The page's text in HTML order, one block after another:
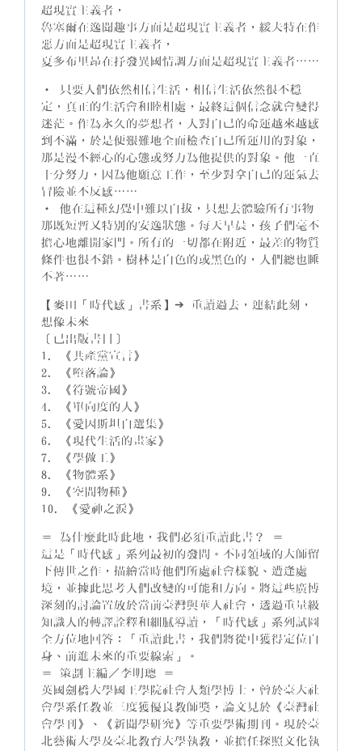
超現實主義者，
魯塞爾在逸聞趣事方面是超現實主義者，綏夫特在作
惡方面是超現實主義者，
夏多布里昂在抒發異國情調方面是超現實主義者⋯⋯
• 只要人們依然相信生活，相信生活依然很不穩
定，真正的生活會和睦相處，最終這個信念就會變得
迷茫。作為永久的夢想者，人對自己的命運越來越感
到不滿，於是便艱難地全面檢查自己所運用的對象，
那是漫不經心的心態或努力為他提供的對象。他一直
十分努力，因為他願意工作，至少對拿自己的運氣去
冒險並不反感⋯⋯
• 他在這種幻覺中難以自拔，只想去體驗所有事物
那既短暫又特別的安逸狀態。每天早晨，孩子們毫不
擔心地離開家門。所有的一切都在附近，最差的物質
條件也很不錯。樹林是白色的或黑色的，人們總也睡
不著⋯⋯
【麥田「時代感」書系】➔ 重讀過去，連結此刻，
想像未來
〔已出版書目〕
1. 《共產黨宣言》
2. 《墮落論》
3. 《符號帝國》
4. 《單向度的人》
5. 《愛因斯坦自選集》
6. 《現代生活的畫家》
7. 《學做工》
8. 《物體系》
9. 《空間物種》
10. 《愛神之淚》
＝ 為什麼此時此地，我們必須重讀此書？ ＝
這是「時代感」系列最初的發問。不同領域的大師留
下傳世之作，描繪當時他們所處社會樣貌、遭逢處
境，並據此思考人們改變的可能和方向。將這些廣博
深刻的討論置放於當前臺灣與華人社會，透過重量級
知識人的轉譯詮釋和細膩導讀，「時代感」系列試圖
全方位地回答：「重讀此書，我們將從中獲得定位自
身、前進未來的重要線索」。
＝ 策劃主編／李明璁 ＝
英國劍橋大學國王學院社會人類學博士，曾於臺大社
會學系任教並三度獲優良教師獎，論文見於《臺灣社
會學刊》、《新聞學研究》等重要學術期刊。現於臺
北藝術大學及臺北教育大學執教，並擔任探照文化執